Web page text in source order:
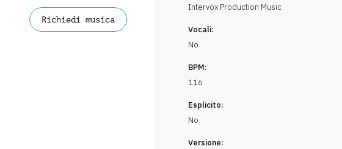
Richiedi musica
Intervox Production Music
Vocali:
No
BPM:
116
Esplicito:
No
Versione: